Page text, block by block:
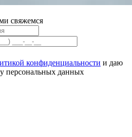
свяжемся
конфиденциальности и даю
персональных данных